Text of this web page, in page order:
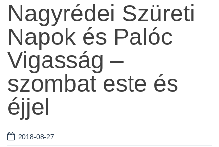
Nagyrédei Szüreti
Napok és Palóc
Vigasság –
szombat este és
éjjel
2018-08-27